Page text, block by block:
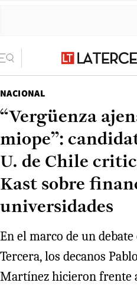
NACIONAL
“Vergüenza
miope”:
U. de Chile
Kast sobre
universidades
En el marco de un
Tercera, los decanos
Martínez hicieron frente